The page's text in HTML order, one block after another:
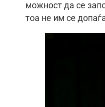
можност да се
тоа не им се